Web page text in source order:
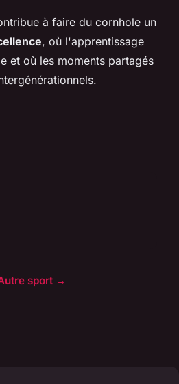
à faire du cornhole un
, où l'apprentissage
et où les moments partagés
sport →